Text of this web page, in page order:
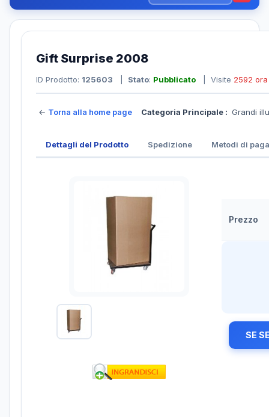
Gift Surprise 2008
ID Prodotto: 125603 Stato: Pubblicato | Visite 2592 ora
← Torna alla home page Categoria Principale : Grandi
Dettagli del Prodotto Spedizione Metodi di
Prezzo
SE